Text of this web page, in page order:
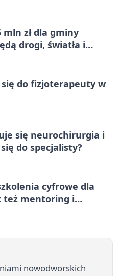
mln zł dla gminy
drogi, światła i
się do fizjoterapeuty w
się neurochirurgia i
do specjalisty?
cyfrowe dla
też mentoring i
nowodworskich